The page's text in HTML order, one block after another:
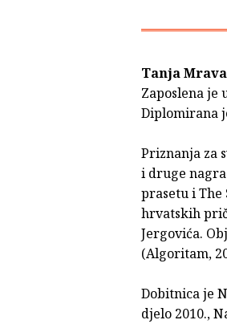
Tanja
Zaposlena je
Diplomirana
Priznanja za
i druge
prasetu i
hrvatskih
Jergovića.
(Algoritam,
Dobitnica je
djelo 2010.,